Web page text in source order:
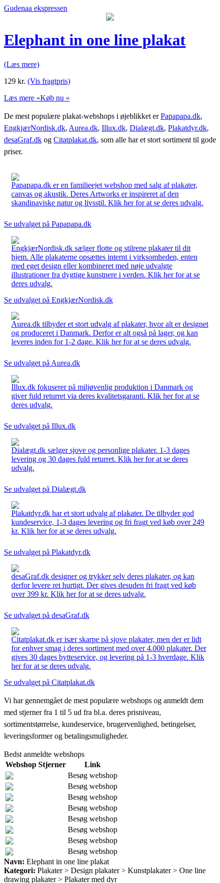
Gudenaa ekspressen
Elephant in one line plakat
(Læs mere)
129 kr. (Vis fragtpris)
Læs mere »Køb nu »
De mest populære plakat-webshops i øjeblikket erPapapapa.dk,
EngkjærNordisk.dk, Aurea.dk, Illux.dk, Dialægt.dk, Plakatdyr.dk,
desaGraf.dk og Citatplakat.dk, som alle har et stort sortiment til gode
priser.
Papapapa.dk er en familieejet webshop med salg af plakater,
canvas og akustik. Deres Artworks er inspireret af den
skandinaviske natur og livsstil. Klik her for at se deres udvalg.
Se udvalget på Papapapa.dk
EngkjærNordisk.dk sælger flotte og stilrene plakater til dit
hjem. Alle plakaterne opsættes internt i virksomheden, enten
med eget design eller kombineret med nøje udvalgte
illustrationer fra dygtige kunstnere i verden. Klik her for at se
deres udvalg.
Se udvalget på EngkjærNordisk.dk
Aurea.dk tilbyder et stort udvalg af plakater, hvor alt er designet
og produceret i Danmark. Derfor er alt også på lager, og kan
leveres inden for 1-2 dage. Klik her for at se deres udvalg.
Se udvalget på Aurea.dk
Illux.dk fokuserer på miljøvenlig produktion i Danmark og
giver fuld returret via deres kvalitetsgaranti. Klik her for at se
deres udvalg.
Se udvalget på Illux.dk
Dialægt.dk sælger sjove og personlige plakater. 1-3 dages
levering og 30 dages fuld returret. Klik her for at se deres
udvalg.
Se udvalget på Dialægt.dk
Plakatdyr.dk har et stort udvalg af plakater. De tilbyder god
kundeservice, 1-3 dages levering og fri fragt ved køb over 249
kr. Klik her for at se deres udvalg.
Se udvalget på Plakatdyr.dk
desaGraf.dk designer og trykker selv deres plakater, og kan
derfor levere ret hurtigt. Der gives desuden fri fragt ved køb
over 399 kr. Klik her for at se deres udvalg.
Se udvalget på desaGraf.dk
Citatplakat.dk er især skarpe på sjove plakater, men der er lidt
for enhver smag i deres sortiment med over 4.000 plakater. Der
gives 30 dages bytteservice, og levering på 1-3 hverdage. Klik
her for at se deres udvalg.
Se udvalget på Citatplakat.dk
Vi har gennemgået de mest populære webshops og anmeldt dem
med stjerner fra 1 til 5 ud fra bl.a. deres prisniveau,
sortimentstørrelse, kundeservice, brugervenlighed, betingelser,
leveringsformer og betalingsmuligheder.
Bedst anmeldte webshops
Webshop Stjerner
Link
Besøg webshop
Besøg webshop
Besøg webshop
Besøg webshop
Besøg webshop
Besøg webshop
Besøg webshop
Besøg webshop
Navn: Elephant in one line plakat
Kategori: Plakater > Design plakater > Kunstplakater > One line
drawing plakater > Plakater med dyr